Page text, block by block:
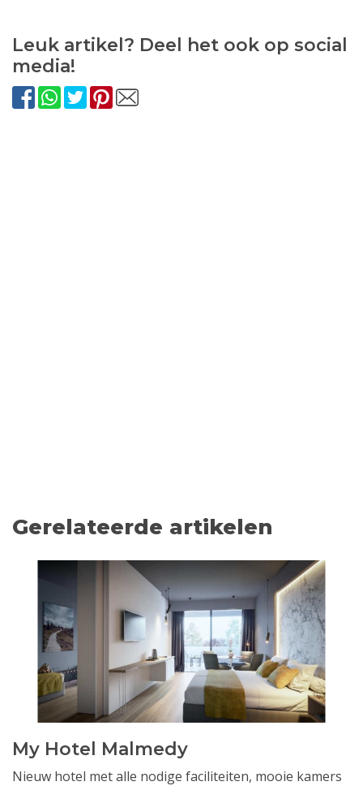
Leuk artikel? Deel het ook op social
media!
Gerelateerde artikelen
My Hotel Malmedy
Nieuw hotel met alle nodige faciliteiten, mooie kamers